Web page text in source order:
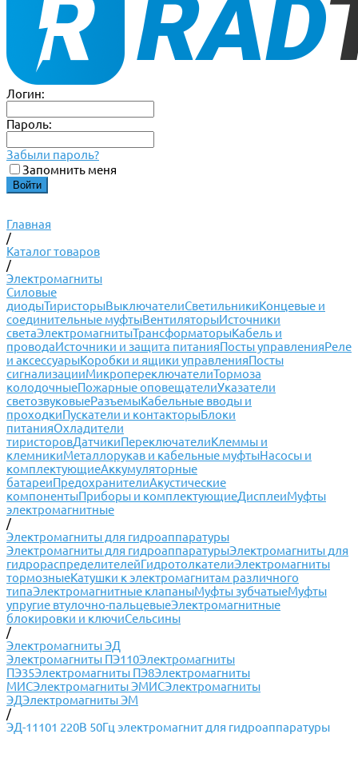
Логин:
Пароль:
Забыли пароль?
Запомнить меня
Главная
/
Каталог товаров
/
Электромагниты
Силовые
диодыТиристорыВыключателиСветильникиКонцевые и
соединительные муфтыВентиляторыИсточники
светаЭлектромагнитыТрансформаторыКабель и
проводаИсточники и защита питанияПосты управленияРеле
и аксессуарыКоробки и ящики управленияПосты
сигнализацииМикропереключателиТормоза
колодочныеПожарные оповещателиУказатели
светозвуковыеРазъемыКабельные вводы и
проходкиПускатели и контакторыБлоки
питанияОхладители
тиристоровДатчикиПереключателиКлеммы и
клемникиМеталлорукав и кабельные муфтыНасосы и
комплектующиеАккумуляторные
батареиПредохранителиАкустические
компонентыПриборы и комплектующиеДисплеиМуфты
электромагнитные
/
Электромагниты для гидроаппаратуры
Электромагниты для гидроаппаратурыЭлектромагниты для
гидрораспределителейГидротолкателиЭлектромагниты
тормозныеКатушки к электромагнитам различного
типаЭлектромагнитные клапаныМуфты зубчатыеМуфты
упругие втулочно-пальцевыеЭлектромагнитные
блокировки и ключиСельсины
/
Электромагниты ЭД
Электромагниты ПЭ110Электромагниты
ПЭ35Электромагниты ПЭ8Электромагниты
МИСЭлектромагниты ЭМИСЭлектромагниты
ЭДЭлектромагниты ЭМ
/
ЭД-11101 220В 50Гц электромагнит для гидроаппаратуры